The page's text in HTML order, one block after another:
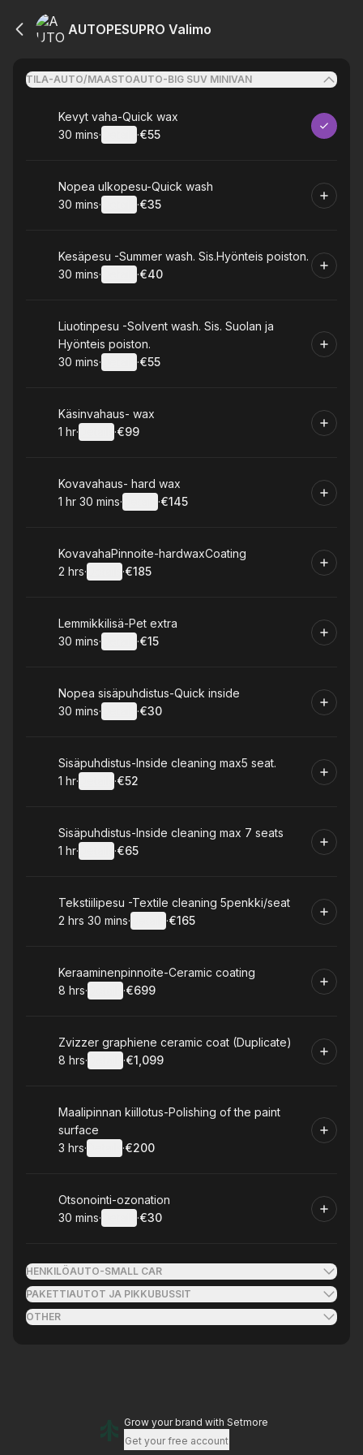
AUTOPESUPRO Valimo
TILA-AUTO/MAASTOAUTO-BIG SUV MINIVAN
Book
Kevyt vaha-Quick wax
.Duration:
30 mins· ·
.Price
€55
Book
Nopea ulkopesu-Quick wash
.Duration:
30 mins· ·
.Price
€35
Book
Kesäpesu -Summer wash. Sis.Hyönteis poiston.
.Duration:
30 mins· ·
.Price
€40
Book
Liuotinpesu -Solvent wash. Sis. Suolan ja
Hyönteis poiston.
.Duration:
30 mins· ·
.Price
€55
Book
Käsinvahaus- wax
. Duration :
1 hr· ·
.Price
€99
Book
Kovavahaus- hard wax
. Duration:
1 hr 30 mins· ·
.Price
€145
Book
KovavahaPinnoite-hardwaxCoating
. Duration:
2 hrs· ·
.Price
€185
Book
Lemmikkilisä-Pet extra
.Duration:
30 mins· ·
.Price
€15
Book
Nopea sisäpuhdistus-Quick inside
.Duration:
30 mins· ·
.Price
€30
Book Sisäpuhdistus-Inside cleaning max5 seat.
. Duration :
1 hr· ·
.Price
€52
Book
Sisäpuhdistus-Inside cleaning max 7 seats
. Duration :
1 hr· ·
.Price
€65
Book
Tekstiilipesu -Textile cleaning 5penkki/seat
. Duration:
2 hrs 30 mins· ·
.Price
€165
Book
Keraaminenpinnoite-Ceramic coating
. Duration:
8 hrs· ·
.Price
€699
Book
Zvizzer graphiene ceramic coat (Duplicate)
. Duration:
8 hrs· ·
.Price
€1,099
Book
Maalipinnan kiillotus-Polishing of the paint
surface
. Duration:
3 hrs· ·
.Price
€200
Book
Otsonointi-ozonation
.Duration:
30 mins· ·
.Price
€30
HENKILÖAUTO-SMALL CAR
PAKETTIAUTOT JA PIKKUBUSSIT
OTHER
Grow your brand with Setmore
Get your free account